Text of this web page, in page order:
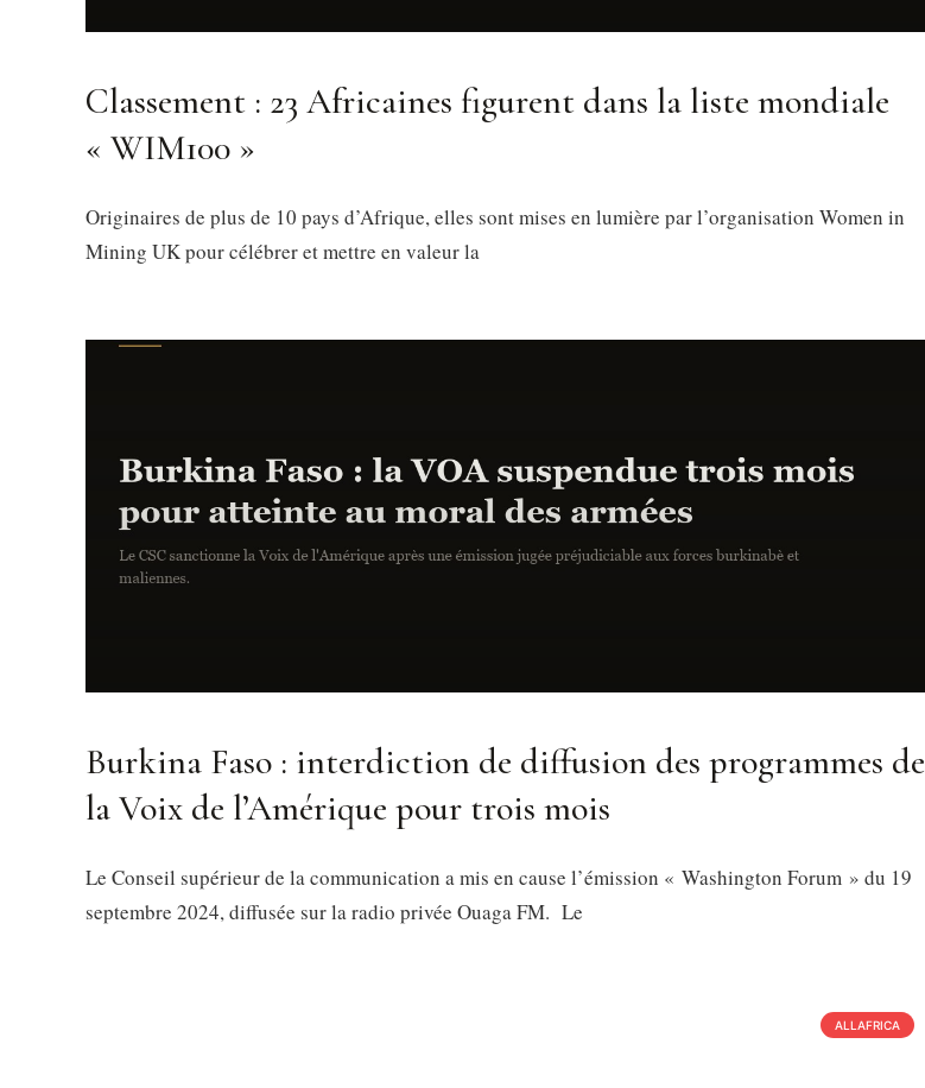
Classement : 23 Africaines figurent dans la liste mondiale
« WIM100 »
Originaires de plus de 10 pays d’Afrique, elles sont mises en lumière par l’organisation Women in
Mining UK pour célébrer et mettre en valeur la
Burkina Faso : interdiction de diffusion des programmes de
la Voix de l’Amérique pour trois mois
Le Conseil supérieur de la communication a mis en cause l’émission « Washington Forum » du 19
septembre 2024, diffusée sur la radio privée Ouaga FM. Le
ALLAFRICA